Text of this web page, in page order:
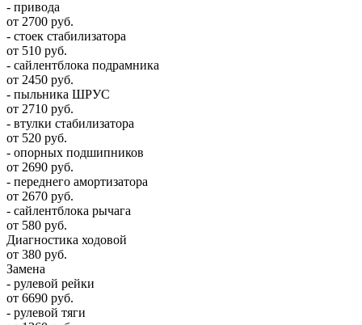
- привода
от 2700 руб.
- стоек стабилизатора
от 510 руб.
- сайлентблока подрамника
от 2450 руб.
- пыльника ШРУС
от 2710 руб.
- втулки стабилизатора
от 520 руб.
- опорных подшипников
от 2690 руб.
- переднего амортизатора
от 2670 руб.
- сайлентблока рычага
от 580 руб.
Диагностика ходовой
от 380 руб.
Замена
- рулевой рейки
от 6690 руб.
- рулевой тяги